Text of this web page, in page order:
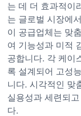
는 데 더 효과적이
는 글로벌 시장에
이 공급업체는 맞
여 기능성과 미적
공합니다. 각 케이
록 설계되어 고성
니다. 시각적인 맞
실용성과 세련되
다.